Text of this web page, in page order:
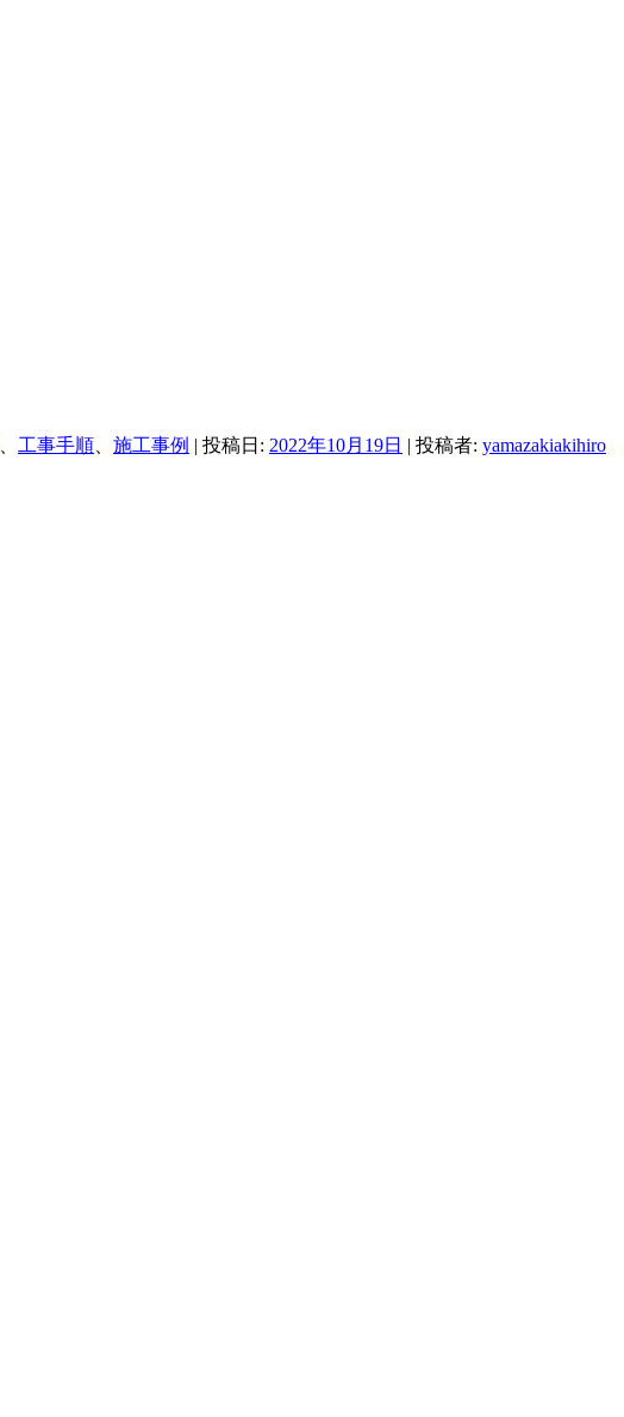
工事手順 施工事例 | 投稿日: 2022年10月19日 | 投稿者: yamazakiakihiro